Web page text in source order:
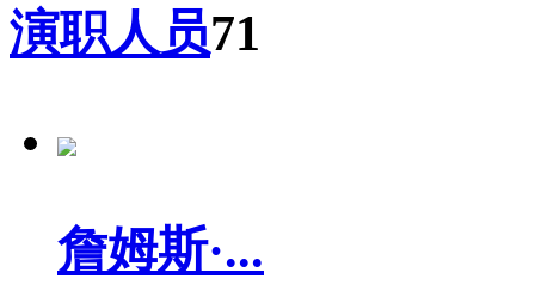
演职人员71
詹姆斯·...